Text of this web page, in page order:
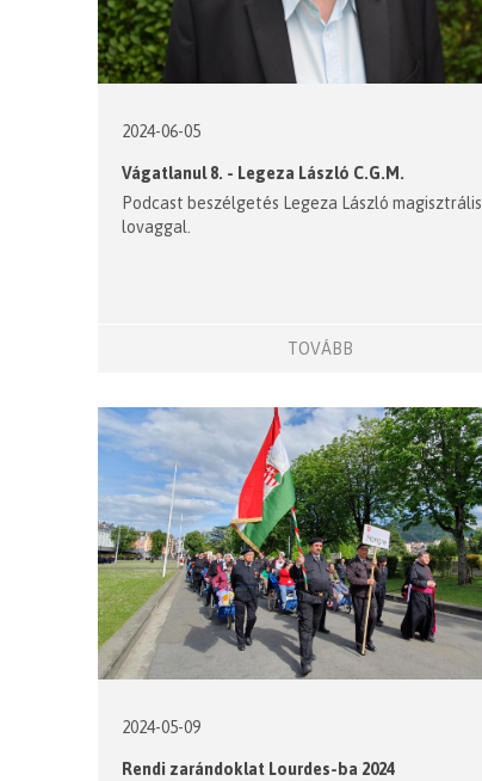
2024-06-05
Vágatlanul 8. - Legeza László C.G.M.
Podcast beszélgetés Legeza László magisztrális
lovaggal.
TOVÁBB
2024-05-09
Rendi zarándoklat Lourdes-ba 2024